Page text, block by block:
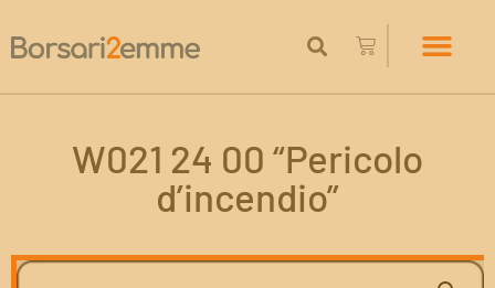
W021 24 00 “Pericolo
d’incendio”